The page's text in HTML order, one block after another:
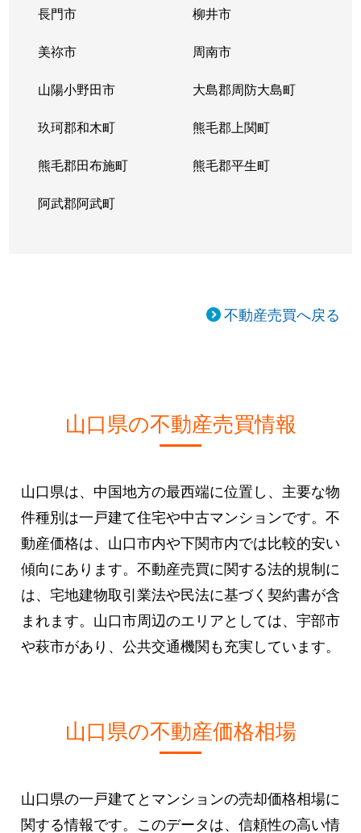
長門市 柳井市
美祢市 周南市
山陽小野田市 大島郡周防大島町
玖珂郡和木町 熊毛郡上関町
熊毛郡田布施町 熊毛郡平生町
阿武郡阿武町
不動産売買へ戻る
山口県の不動産売買情報
山口県は、中国地方の最西端に位置し、主要な物
件種別は一戸建て住宅や中古マンションです。不
動産価格は、山口市内や下関市内では比較的安い
傾向にあります。不動産売買に関する法的規制に
は、宅地建物取引業法や民法に基づく契約書が含
まれます。山口市周辺のエリアとしては、宇部市
や萩市があり、公共交通機関も充実しています。
山口県の不動産価格相場
山口県の一戸建てとマンションの売却価格相場に
関する情報です。このデータは、信頼性の高い情